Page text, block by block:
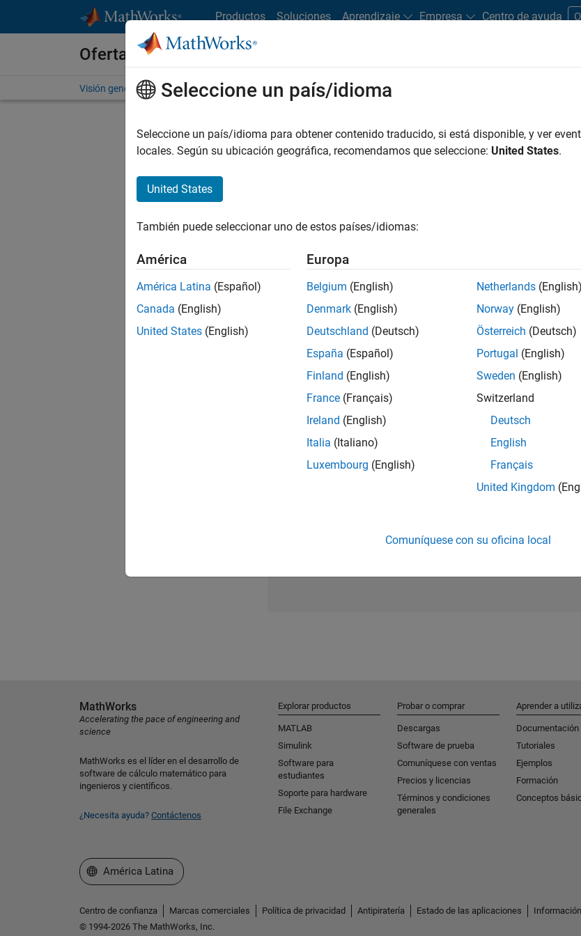
Productos Soluciones Aprendizaje Empresa Centro de ayuda
Ofertas de empleo en MathWorks
Visión general Búsqueda de empleo Oficinas locales Estudiantes y nuevas carreras
FILTRADO POR Customer Support
No se han traducido todos los empleos. Busque por
Principal HR Learning & Development
Principal HR Learning & Development
As a member of the HR Learning and Development
professional and leadership development strategies
1 de1
Seleccione un país/idioma
Seleccione un país/idioma para obtener contenido traducido, si está disponible, y ver
locales. Según su ubicación geográfica, recomendamos que seleccione: United States.
United States
También puede seleccionar uno de estos países/idiomas:
América
América Latina (Español)
Canada (English)
United States (English)
Europa
Belgium (English)
Denmark (English)
Deutschland (Deutsch)
España (Español)
Finland (English)
France (Français)
Ireland (English)
Italia (Italiano)
Luxembourg (English)
Netherlands (English)
Norway (English)
Österreich (Deutsch)
Portugal (English)
Sweden (English)
Switzerland
Deutsch
English
Français
United Kingdom
Comuníquese con su oficina local
MathWorks
Accelerating the pace of engineering and
science
MathWorks es el líder en el desarrollo de
software de cálculo matemático para
ingenieros y científicos.
¿Necesita ayuda? Contáctenos
Explorar productos
MATLAB
Simulink
Software para
estudiantes
Soporte para hardware
File Exchange
Probar o comprar
Descargas
Software de prueba
Comuníquese con ventas
Precios y licencias
Términos y condiciones
generales
Aprender a
Documentación
Tutoriales
Ejemplos
Formación
Conceptos
Seleccione un país/idioma
América Latina
Centro de confianza Marcas comerciales Política de privacidad Antipiratería Estado de las aplicaciones
© 1994-2026 The MathWorks, Inc.